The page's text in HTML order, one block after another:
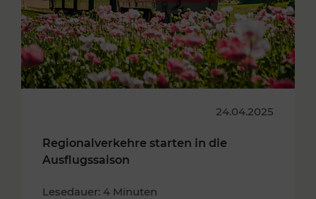
24.04.2025
Regionalverkehre starten in die
Ausflugssaison
Lesedauer: 4 Minuten